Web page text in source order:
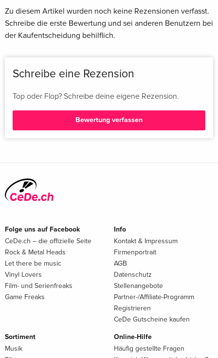
Zu diesem Artikel wurden noch keine Rezensionen verfasst.
Schreibe die erste Bewertung und sei anderen Benutzern bei
der Kaufentscheidung behilflich.
Schreibe eine Rezension
Top oder Flop? Schreibe deine eigene Rezension.
Bewertung verfassen
Folge uns auf Facebook
CeDe.ch – die offizielle Seite
Rock & Metal Heads
Let there be music
Vinyl Lovers
Film- und Serienfreaks
Game Freaks
Info
Kontakt & Impressum
Firmenportrait
AGB
Datenschutz
Stellenangebote
Partner-/Affiliate-Programm
Registrieren
CeDe Gutscheine kaufen
Sortiment
Musik
Online-Hilfe
Häufig gestellte Fragen